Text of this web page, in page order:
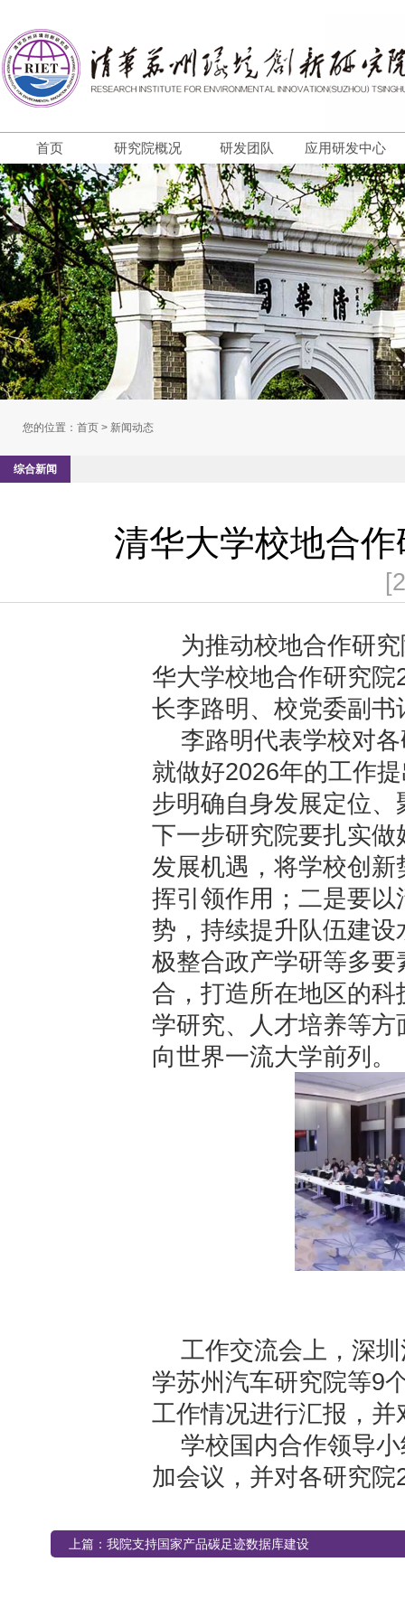
首页 研究院概况 研发团队 应用研发中心
您的位置： 首页 > 新闻动态
综合新闻
清华大学校地合
为推动校地合作研
华大学校地合作研究
长李路明、校党委副
李路明代表学校对
就做好2026年的工作
步明确自身发展定位
下一步研究院要扎实
发展机遇，将学校创
挥引领作用；二是要
势，持续提升队伍建
极整合政产学研等多
合，打造所在地区的
学研究、人才培养等
向世界一流大学前列。
工作交流会上，深
学苏州汽车研究院等9
工作情况进行汇报，
学校国内合作领导
加会议，并对各研究
上篇： 我院支持国家产品碳足迹数据库建设